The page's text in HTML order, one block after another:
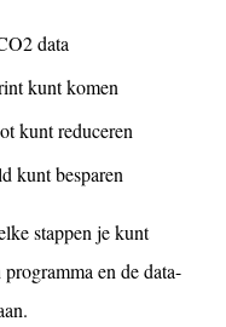
data
kunt komen
kunt reduceren
kunt besparen
stappen je kunt
en de data-